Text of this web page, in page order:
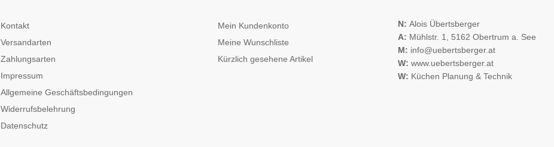
Kontakt
Versandarten
Zahlungsarten
Impressum
Allgemeine Geschäftsbedingungen
Widerrufsbelehrung
Datenschutz
Mein Kundenkonto
Meine Wunschliste
Kürzlich gesehene Artikel
N: Alois Übertsberger
A: Mühlstr. 1, 5162 Obertrum a. See
M: info@uebertsberger.at
W: www.uebertsberger.at
W: Küchen Planung & Technik